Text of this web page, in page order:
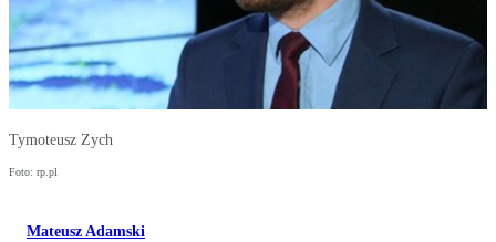
Tymoteusz Zych
Foto: rp.pl
Mateusz Adamski